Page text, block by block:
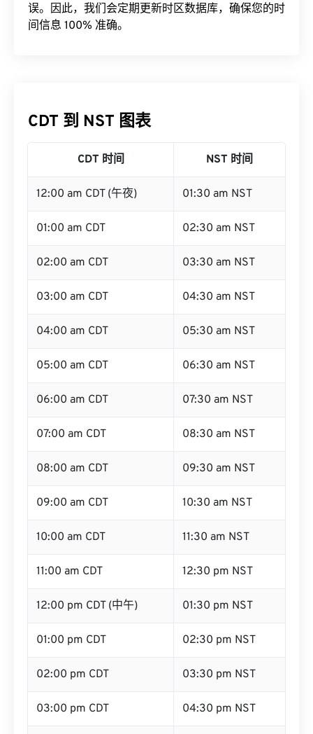
误。因此，我们会定期更新时区数据库，确保您的时
间信息 100% 准确。
CDT 到 NST 图表
CDT 时间 NST 时间
12:00 am CDT (午夜) 01:30 am NST
01:00 am CDT 02:30 am NST
02:00 am CDT 03:30 am NST
03:00 am CDT 04:30 am NST
04:00 am CDT 05:30 am NST
05:00 am CDT 06:30 am NST
06:00 am CDT 07:30 am NST
07:00 am CDT 08:30 am NST
08:00 am CDT 09:30 am NST
09:00 am CDT 10:30 am NST
10:00 am CDT 11:30 am NST
11:00 am CDT 12:30 pm NST
12:00 pm CDT (中午) 01:30 pm NST
01:00 pm CDT 02:30 pm NST
02:00 pm CDT 03:30 pm NST
03:00 pm CDT 04:30 pm NST